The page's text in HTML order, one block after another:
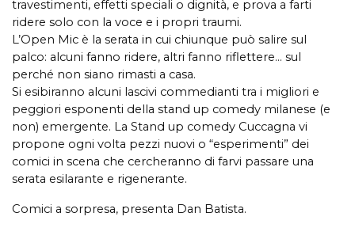
travestimenti, effetti speciali o dignità, e prova a farti
ridere solo con la voce e i propri traumi.
L’Open Mic è la serata in cui chiunque può salire sul
palco: alcuni fanno ridere, altri fanno riflettere… sul
perché non siano rimasti a casa.
Si esibiranno alcuni lascivi commedianti tra i migliori e
peggiori esponenti della stand up comedy milanese (e
non) emergente. La Stand up comedy Cuccagna vi
propone ogni volta pezzi nuovi o “esperimenti” dei
comici in scena che cercheranno di farvi passare una
serata esilarante e rigenerante.
Comici a sorpresa, presenta Dan Batista.